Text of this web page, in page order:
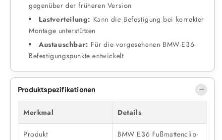
gegenüber der früheren Version
Lastverteilung: Kann die Befestigung bei korrekter
Montage unterstützen
Austauschbar: Für die vorgesehenen BMW-E36-
Befestigungspunkte entwickelt
Produktspezifikationen
Merkmal Details
Produkt
BMW E36 Fußmattenclip-